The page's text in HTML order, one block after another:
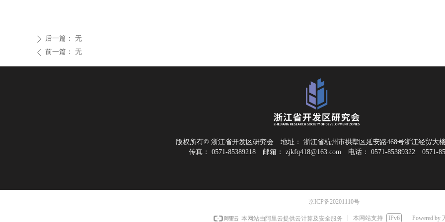
ꄴ 前一篇： 无
ꄲ 后一篇： 无
版权所有© 浙江省开发区研究会 地址：
浙江省杭州市拱墅区延安路468号浙江经贸大
传真：
0571-85389218 邮箱： zjkfq418@163.com 电话： 0571-85389322 0571-
京ICP备20201110号
本网站由阿里云提供云计算及安全服务 本网站支持 IPv6 Powered by